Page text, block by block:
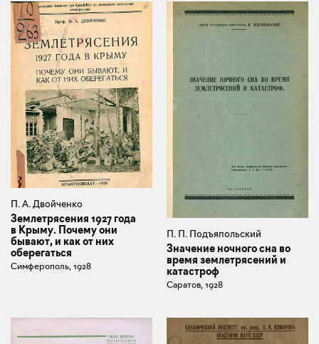
П. А. Двойченко
Землетрясения 1927 года
в Крыму. Почему они
бывают, и как от них
оберегаться
Симферополь, 1928
П. П. Подъяпольский
Значение ночного сна во
время землетрясений и
катастроф
Саратов, 1928